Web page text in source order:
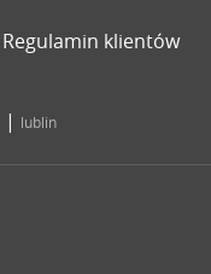
Regulamin klientów
| lublin